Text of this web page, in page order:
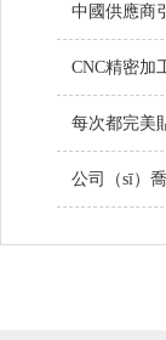
每次都完美